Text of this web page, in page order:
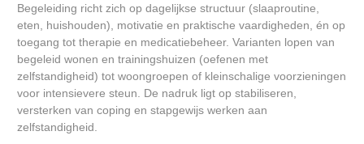
Begeleiding richt zich op dagelijkse structuur (slaaproutine,
eten, huishouden), motivatie en praktische vaardigheden, én op
toegang tot therapie en medicatiebeheer. Varianten lopen van
begeleid wonen en trainingshuizen (oefenen met
zelfstandigheid) tot woongroepen of kleinschalige voorzieningen
voor intensievere steun. De nadruk ligt op stabiliseren,
versterken van coping en stapgewijs werken aan
zelfstandigheid.